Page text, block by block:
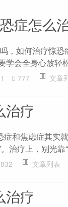
症怎么
，如何治疗惊
学会全身心放轻
1 777 文章
治疗
和焦虑症其实
治疗上，别光靠
832 文章列表
治疗